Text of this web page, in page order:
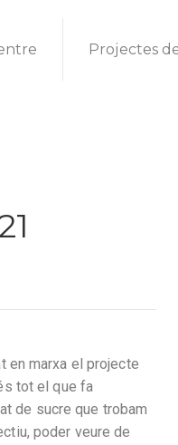
Projectes
en marxa el projecte
tot el que fa
de sucre que trobam
poder veure de